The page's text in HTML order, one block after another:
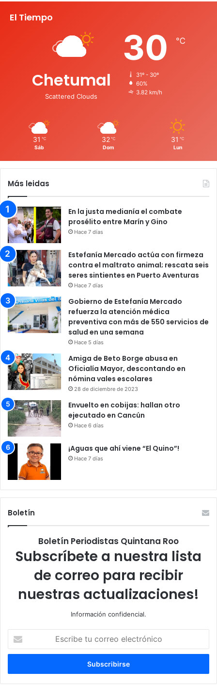
El Tiempo
Chetumal
Scattered Clouds
30 ℃
31º - 30º
60%
3.82 km/h
31 ℃
Sáb
32 ℃
Dom
31 ℃
Lun
Más leidas
En la justa medianía el combate
prosélito entre Marín y Gino
Hace 7 días
Estefanía Mercado actúa con firmeza
contra el maltrato animal; rescata seis
seres sintientes en Puerto Aventuras
Hace 7 días
Gobierno de Estefanía Mercado
refuerza la atención médica
preventiva con más de 550 servicios de
salud en una semana
Hace 5 días
Amiga de Beto Borge abusa en
Oficialía Mayor, descontando en
nómina vales escolares
28 de diciembre de 2023
Envuelto en cobijas: hallan otro
ejecutado en Cancún
Hace 6 días
¡Aguas que ahí viene “El Quino”!
Hace 7 días
Boletín
Boletín Periodistas Quintana Roo
Subscríbete a nuestra lista
de correo para recibir
nuestras actualizaciones!
Información confidencial.
correo